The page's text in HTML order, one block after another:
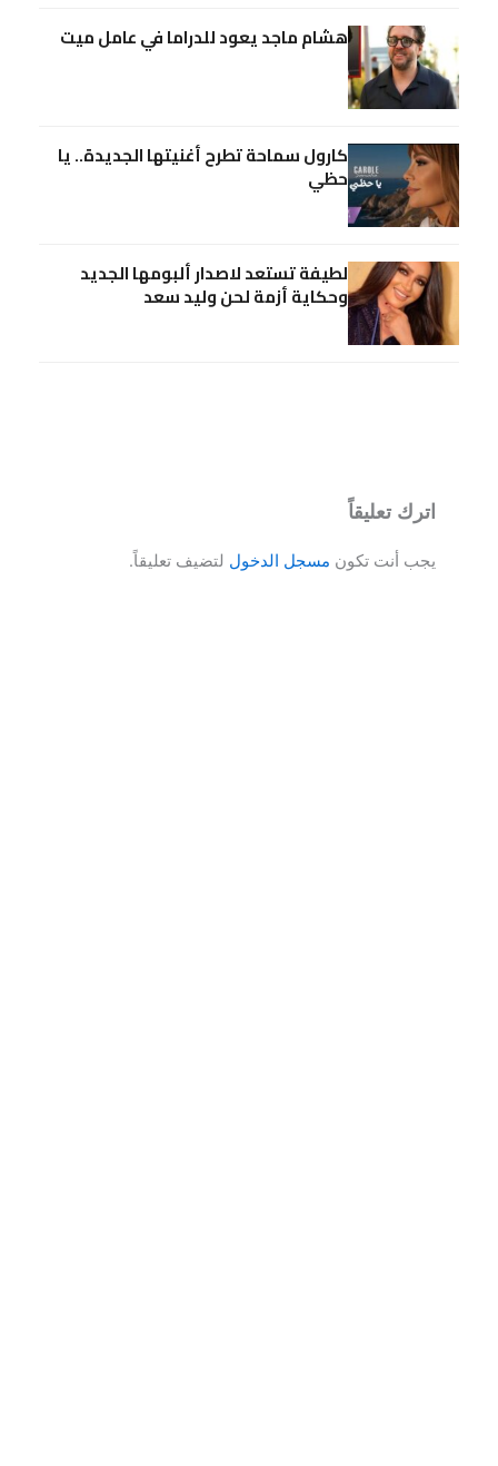
هشام ماجد يعود للدراما في عامل ميت
كارول سماحة تطرح أغنيتها الجديدة.. يا
حظي
لطيفة تستعد لاصدار ألبومها الجديد
وحكاية أزمة لحن وليد سعد
اترك تعليقاً
يجب أنت تكون مسجل الدخول لتضيف تعليقاً.